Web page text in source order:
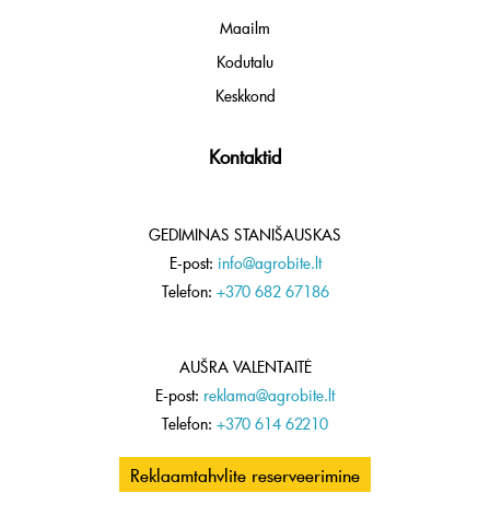
Maailm
Kodutalu
Keskkond
Kontaktid
GEDIMINAS STANIŠAUSKAS
E-post: info@agrobite.lt
Telefon: +370 682 67186
AUŠRA VALENTAITĖ
E-post: reklama@agrobite.lt
Telefon: +370 614 62210
Reklaamtahvlite reserveerimine